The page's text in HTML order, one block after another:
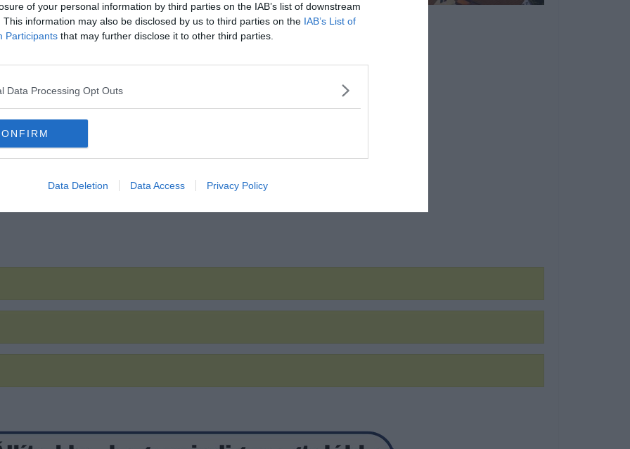
of your personal information by third parties on the IAB’s list of downstream
This information may also be disclosed by us to third parties on the IAB’s List of
Participants that may further disclose it to other third parties.
Data Processing Opt Outs
Data Deletion Data Access Privacy Policy
Hirdetés